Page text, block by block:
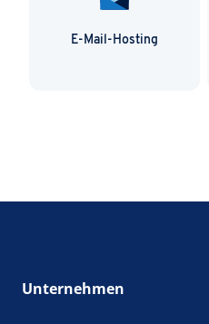
E-Mail-Hosting
Unternehmen